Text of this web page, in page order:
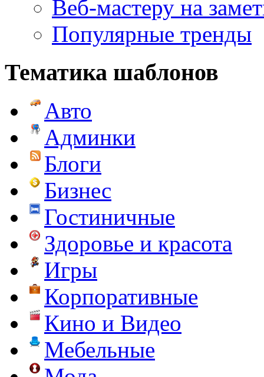
Веб-мастеру на
Популярные тренды
Тематика шаблонов
Авто
Админки
Блоги
Бизнес
Гостиничные
Здоровье и красота
Игры
Корпоративные
Кино и Видео
Мебельные